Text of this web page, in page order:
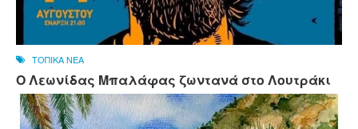
ΤΟΠΙΚΑ ΝΕΑ
Ο Λεωνίδας Μπαλάφας ζωντανά στο Λουτράκι